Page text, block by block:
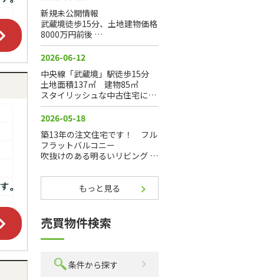
もっと見る
売買物件検索
条件から探す